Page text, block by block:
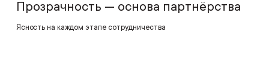
Прозрачность — основа партнёрства
Ясность на каждом этапе сотрудничества